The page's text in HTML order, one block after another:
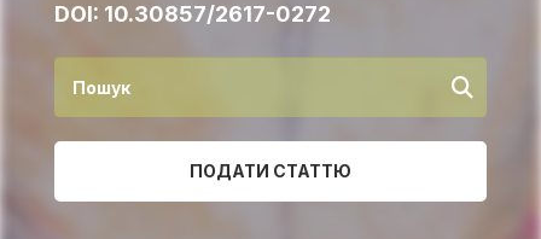
DOI: 10.30857/2617-0272
ПОДАТИ СТАТТЮ